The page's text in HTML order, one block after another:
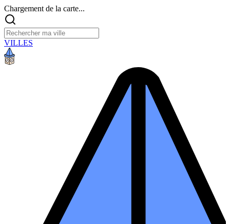
Chargement de la carte...
VILLES